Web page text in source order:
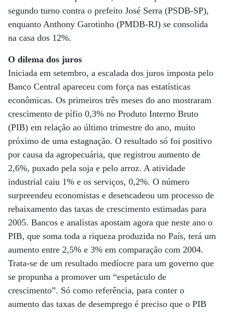
segundo turno contra o prefeito José Serra (PSDB-SP),
enquanto Anthony Garotinho (PMDB-RJ) se consolida
na casa dos 12%.
O dilema dos juros
Iniciada em setembro, a escalada dos juros imposta pelo
Banco Central apareceu com força nas estatísticas
econômicas. Os primeiros três meses do ano mostraram
crescimento de pífio 0,3% no Produto Interno Bruto
(PIB) em relação ao último trimestre do ano, muito
próximo de uma estagnação. O resultado só foi positivo
por causa da agropecuária, que registrou aumento de
2,6%, puxado pela soja e pelo arroz. A atividade
industrial caiu 1% e os serviços, 0,2%. O número
surpreendeu economistas e desencadeou um processo de
rebaixamento das taxas de crescimento estimadas para
2005. Bancos e analistas apostam agora que neste ano o
PIB, que soma toda a riqueza produzida no País, terá um
aumento entre 2,5% e 3% em comparação com 2004.
Trata-se de um resultado medíocre para um governo que
se propunha a promover um “espetáculo de
crescimento”. Só como referência, para conter o
aumento das taxas de desemprego é preciso que o PIB